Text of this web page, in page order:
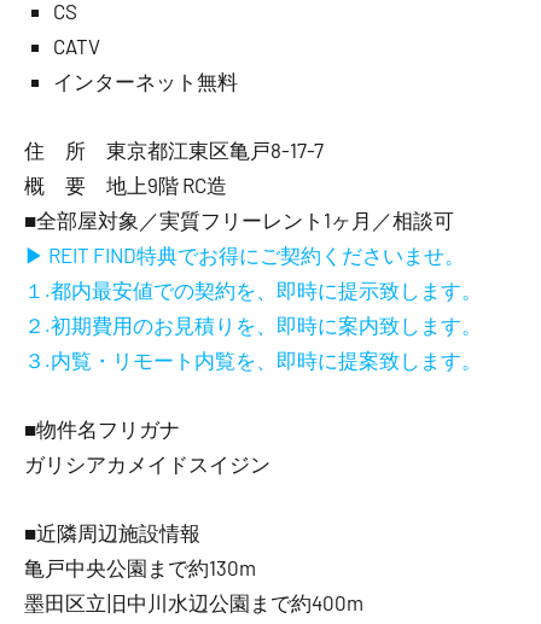
CS
CATV
インターネット無料
住 所 東京都江東区亀戸8-17-7
概 要 地上9階 RC造
■全部屋対象／実質フリーレント1ヶ月／相談可
▶ REIT FIND特典でお得にご契約くださいませ。
１.都内最安値での契約を、即時に提示致します。
２.初期費用のお見積りを、即時に案内致します。
３.内覧・リモート内覧を、即時に提案致します。
■物件名フリガナ
ガリシアカメイドスイジン
■近隣周辺施設情報
亀戸中央公園まで約130m
墨田区立旧中川水辺公園まで約400m